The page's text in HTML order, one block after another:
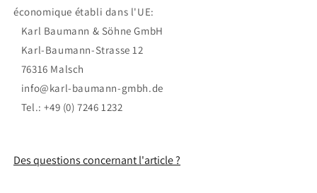
économique établi dans l'UE:
Karl Baumann & Söhne GmbH
Karl-Baumann-Strasse 12
76316 Malsch
info@karl-baumann-gmbh.de
Tel.: +49 (0) 7246 1232
Des questions concernant l'article ?